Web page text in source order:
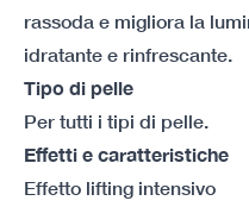
rassoda e migliora la
idratante e rinfrescante.
Tipo di pelle
Per tutti i tipi di pelle.
Effetti e caratteristiche
Effetto lifting intensivo